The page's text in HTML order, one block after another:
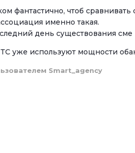
фантастично, чтоб
именно такая.
день существования
уже используют мощности
Smart_agency